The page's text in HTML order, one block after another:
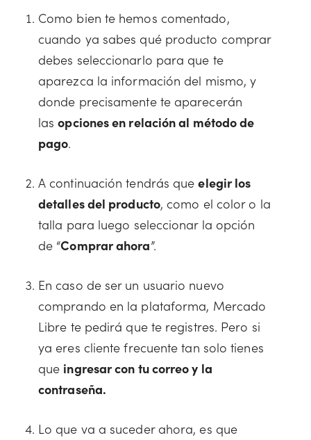
Como bien te hemos comentado,
cuando ya sabes qué producto comprar
debes seleccionarlo para que te
aparezca la información del mismo, y
donde precisamente te aparecerán
lasopciones en relación al método de
pago.
A continuación tendrás queelegir los
detalles del producto, como el color o la
talla para luego seleccionar la opción
de “Comprar ahora”.
En caso de ser un usuario nuevo
comprando en la plataforma, Mercado
Libre te pedirá que te registres. Pero si
ya eres cliente frecuente tan solo tienes
que ingresar con tu correo y la
contraseña.
Lo que va a suceder ahora, es que